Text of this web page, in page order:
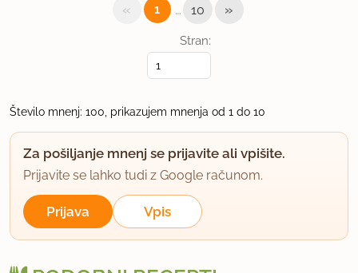
bebushka
član od 2005 17 sporočil
2.12.2005 ob 7:28
Dodala sem malo mleka, drugače pa so keksi
odlični (kljubtemu, da ne maram orehov).
Stran:
« 1 … 10 »
Število mnenj: 100, prikazujem mnenja od 1 do 10
Za pošiljanje mnenj se prijavite ali vpišite.
Prijavite se lahko tudi z Google računom.
Prijava Vpis